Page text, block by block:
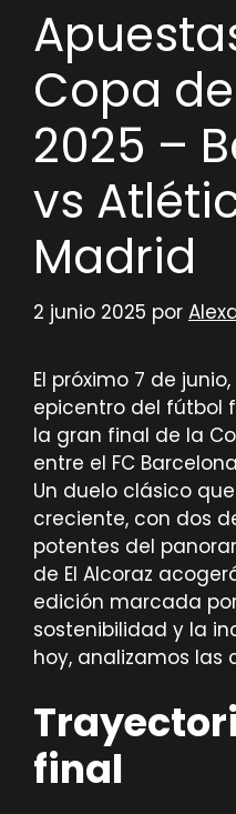
Copa
2025 –
vs
Madrid
2 junio 2025 por
El próximo 7 de
epicentro del fútbol
la gran final de la
entre el FC
Un duelo clásico
creciente, con dos
potentes del
de El Alcoraz
edición marcada
sostenibilidad y la
hoy, analizamos las
final